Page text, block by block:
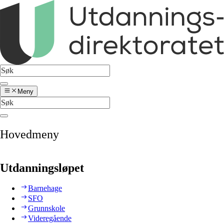
Meny
Hovedmeny
Utdanningsløpet
Barnehage
SFO
Grunnskole
Videregående